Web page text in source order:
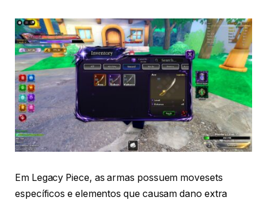
Em Legacy Piece, as armas possuem movesets
específicos e elementos que causam dano extra